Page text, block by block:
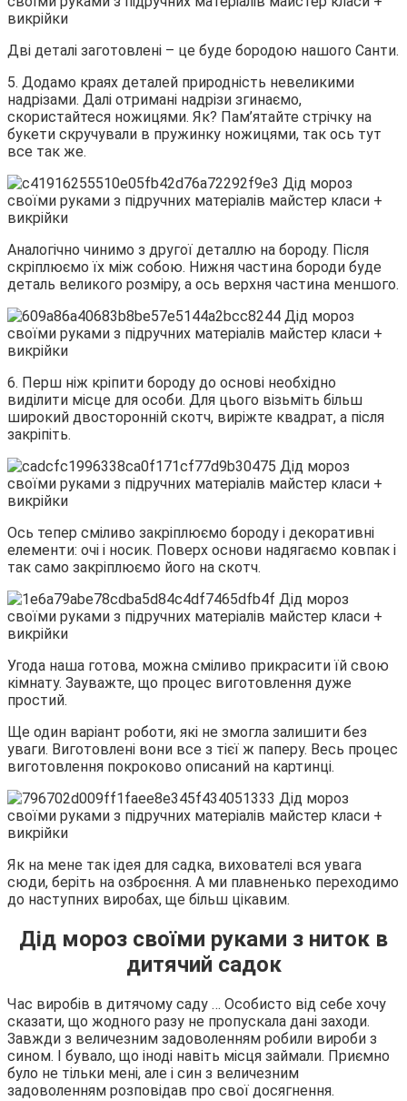
Дві деталі заготовлені – це буде бородою нашого Санти.
5. Додамо краях деталей природність невеликими
надрізами. Далі отримані надрізи згинаємо,
скористайтеся ножицями. Як? Пам’ятайте стрічку на
букети скручували в пружинку ножицями, так ось тут
все так же.
Аналогічно чинимо з другої деталлю на бороду. Після
скріплюємо їх між собою. Нижня частина бороди буде
деталь великого розміру, а ось верхня частина меншого.
6. Перш ніж кріпити бороду до основі необхідно
виділити місце для особи. Для цього візьміть більш
широкий двосторонній скотч, виріжте квадрат, а після
закріпіть.
Ось тепер сміливо закріплюємо бороду і декоративні
елементи: очі і носик. Поверх основи надягаємо ковпак і
так само закріплюємо його на скотч.
Угода наша готова, можна сміливо прикрасити їй свою
кімнату. Зауважте, що процес виготовлення дуже
простий.
Ще один варіант роботи, які не змогла залишити без
уваги. Виготовлені вони все з тієї ж паперу. Весь процес
виготовлення покроково описаний на картинці.
Як на мене так ідея для садка, вихователі вся увага
сюди, беріть на озброєння. А ми плавненько переходимо
до наступних виробах, ще більш цікавим.
Дід мороз своїми руками з ниток в
дитячий садок
Час виробів в дитячому саду … Особисто від себе хочу
сказати, що жодного разу не пропускала дані заходи.
Завжди з величезним задоволенням робили вироби з
сином. І бувало, що іноді навіть місця займали. Приємно
було не тільки мені, але і син з величезним
задоволенням розповідав про свої досягнення.